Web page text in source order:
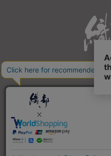
COPYRIGHT © ORIBE